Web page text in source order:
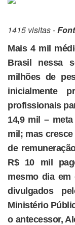
1415 visitas -
Mais 4 mil
Brasil nessa
milhões de
inicialmente
profissionais
14,9 mil –
mil; mas
de
R$ 10 mil
mesmo dia
divulgados
Ministério
o antecessor,